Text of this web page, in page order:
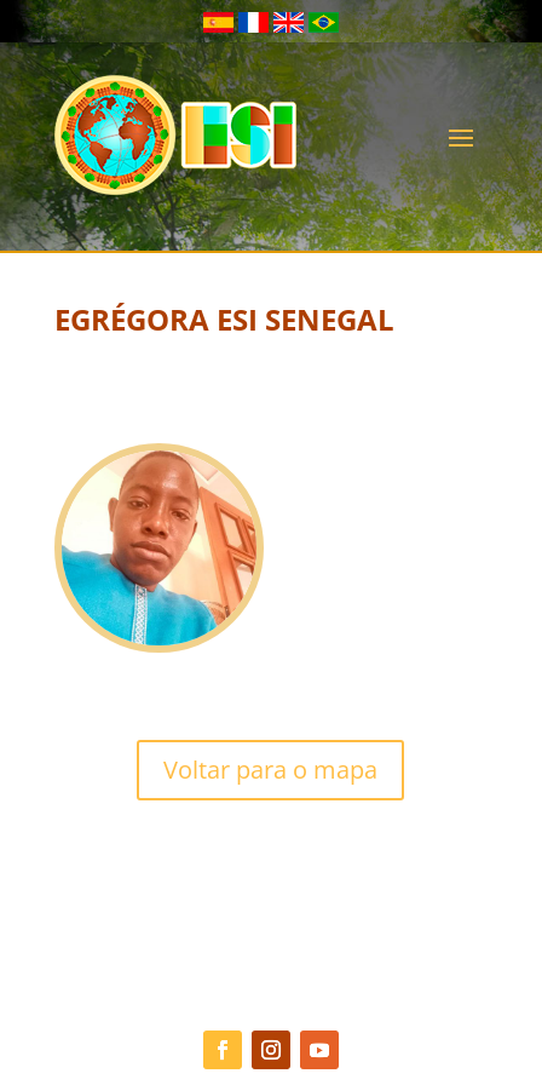
EGRÉGORA ESI SENEGAL
Voltar para o mapa